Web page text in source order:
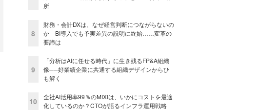
所
8
財務・会計DXは、なぜ経営判断につながらないの
か BI導入でも予実差異の説明に終始……変革の
要諦は
9
「分析はAIに任せる時代」に生き残るFP&A組織
像──好業績企業に共通する組織デザインからひ
も解く
10
全社AI活用率99％のMIXIは、いかにコストを最適
化しているのか？CTOが語るインフラ運用戦略